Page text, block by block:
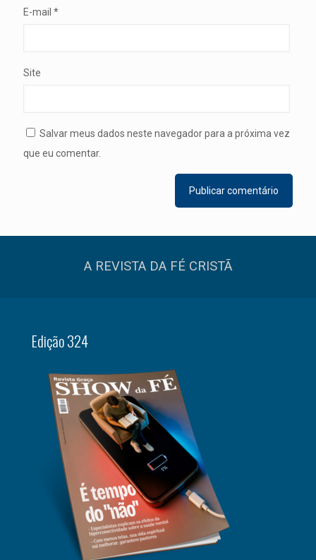
E-mail *
Site
Salvar meus dados neste navegador para a próxima vez
que eu comentar.
A REVISTA DA FÉ CRISTÃ
Edição 324